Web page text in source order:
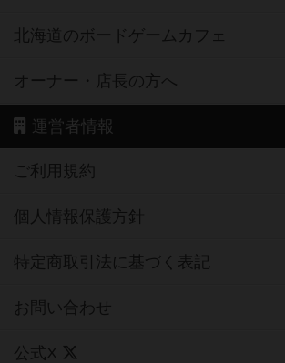
北海道のボードゲームカフェ
オーナー・店長の方へ
運営者情報
ご利用規約
個人情報保護方針
特定商取引法に基づく表記
お問い合わせ
公式X